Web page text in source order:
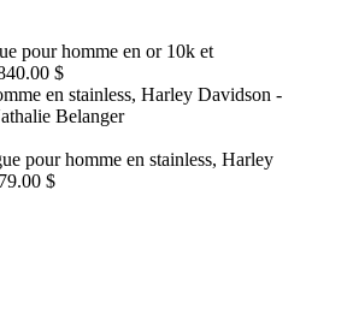
pour homme en or 10k et
$
pour homme en stainless, Harley
79.00 $